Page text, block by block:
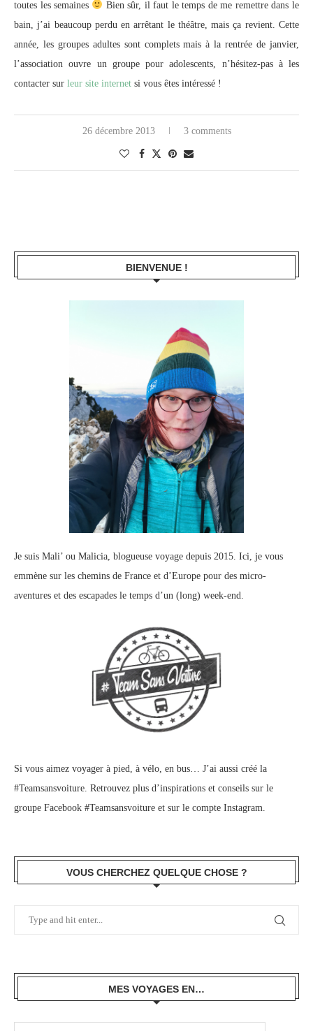
toutes les semaines
Bien sûr, il faut le temps de me remettre dans le
bain, j’ai beaucoup perdu en arrêtant le théâtre, mais ça revient. Cette
année, les groupes adultes sont complets mais à la rentrée de janvier,
l’association ouvre un groupe pour adolescents, n’hésitez-pas à les
contacter sur leur site internet si vous êtes intéressé !
26 décembre 2013 3 comments
BIENVENUE !
Je suis Mali’ ou Malicia, blogueuse voyage depuis 2015. Ici, je vous
emmène sur les chemins de France et d’Europe pour des micro-
aventures et des escapades le temps d’un (long) week-end.
Si vous aimez voyager à pied, à vélo, en bus… J’ai aussi créé la
#Teamsansvoiture. Retrouvez plus d’inspirations et conseils sur le
groupe Facebook #Teamsansvoiture et sur le compte Instagram.
VOUS CHERCHEZ QUELQUE CHOSE ?
MES VOYAGES EN…